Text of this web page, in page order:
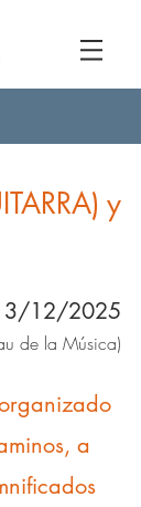
y
12/2025
de la Música)
a